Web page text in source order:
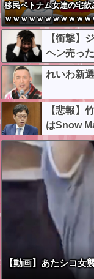
移民ベトナム女達の宅飲
ｗｗｗｗｗｗｗｗｗｗｗ
ｗｗｗｗｗｗｗｗ
【衝撃】
ヘン売っ
示談しな
れいわ新
【悲報】
はSnow
はSnow
【動画】あたシコ女